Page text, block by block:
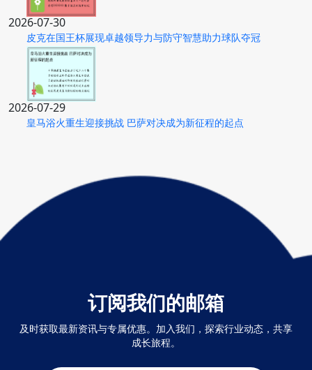
2026-07-30
皮克在国王杯展现卓越领导力与防守智慧助力球队夺冠
2026-07-29
皇马浴火重生迎接挑战 巴萨对决成为新征程的起点
订阅我们的邮箱
及时获取最新资讯与专属优惠。加入我们，探索行业动态，共享
成长旅程。